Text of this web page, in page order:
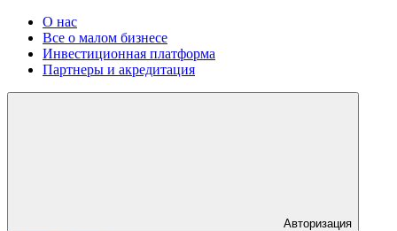
О нас
Все о малом бизнесе
Инвестиционная платформа
Партнеры и акредитация
Авторизация